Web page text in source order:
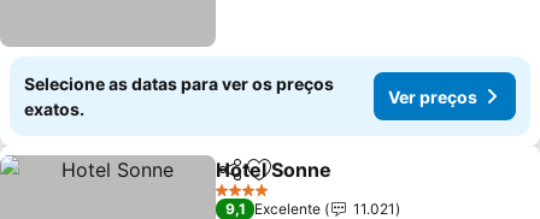
Selecione as datas para ver os preços
exatos.
Ver preços
PartilharAdicionar aos favoritos
Hotel Sonne
4 Estrelas
9,1 Excelente
11.021